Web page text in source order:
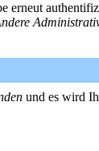
und es wird